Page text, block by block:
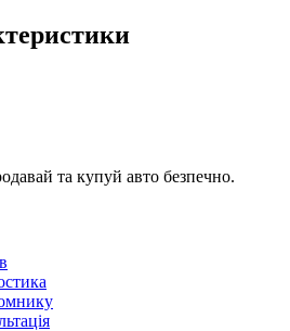
та купуй авто безпечно.